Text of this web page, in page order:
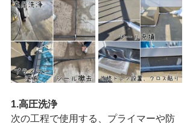
1.高圧洗浄
次の工程で使用する、プライマーや防